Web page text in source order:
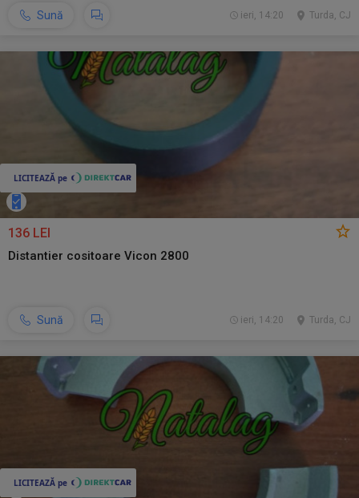
Sună Turda, CJ
ieri, 14:20
136 LEI
Distantier cositoare Vicon 2800
Sună Turda, CJ
ieri, 14:20